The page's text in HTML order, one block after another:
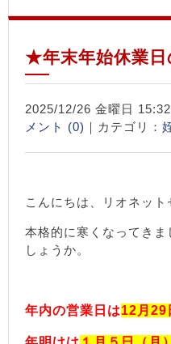
★年末年始休業日
2025/12/26 金曜日
メント (0) ｜カテゴリ：
こんにちは、リオネット
本格的に寒くなってき
しょうか。
年内の営業日は12月29